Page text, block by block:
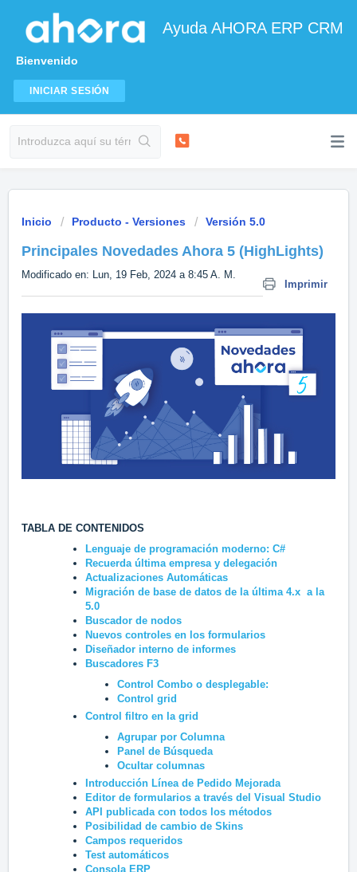
Ayuda AHORA ERP CRM
Bienvenido
INICIAR SESIÓN
Inicio Producto - Versiones Versión 5.0
Principales Novedades Ahora 5 (HighLights)
Imprimir
Modificado en: Lun, 19 Feb, 2024 a 8:45 A. M.
TABLA DE CONTENIDOS
Lenguaje de programación moderno: C#
Recuerda última empresa y delegación
Actualizaciones Automáticas
Migración de base de datos de la última 4.x a la
5.0
Buscador de nodos
Nuevos controles en los formularios
Diseñador interno de informes
Buscadores F3
Control Combo o desplegable:
Control grid
Control filtro en la grid
Agrupar por Columna
Panel de Búsqueda
Ocultar columnas
Introducción Línea de Pedido Mejorada
Editor de formularios a través del Visual Studio
API publicada con todos los métodos
Posibilidad de cambio de Skins
Campos requeridos
Test automáticos
Consola ERP